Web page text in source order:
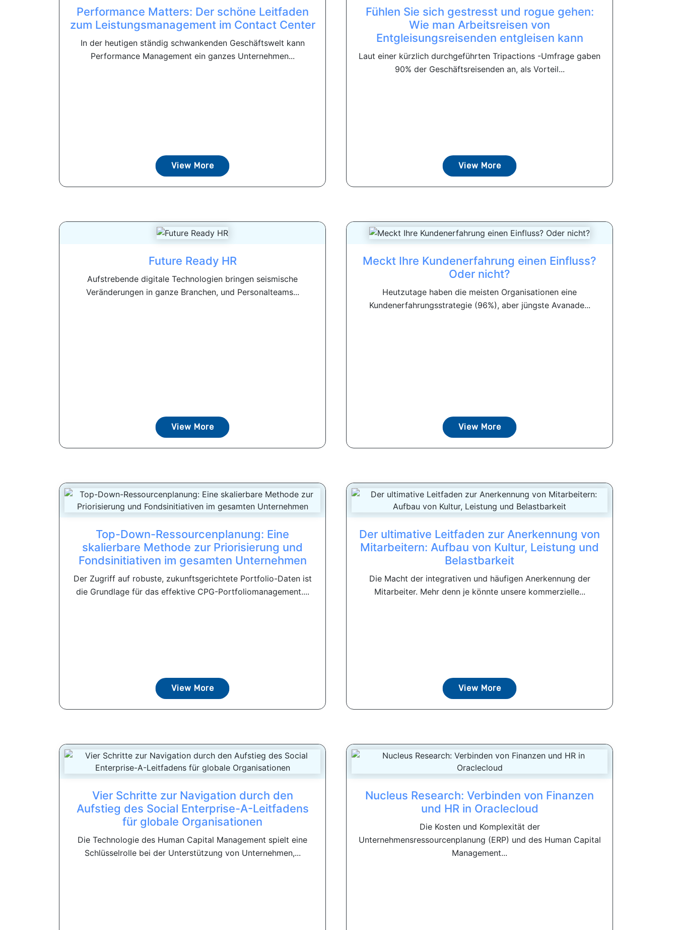
Performance Matters: Der schöne Leitfaden
zum Leistungsmanagement im Contact Center
In der heutigen ständig schwankenden Geschäftswelt kann
Performance Management ein ganzes Unternehmen...
View More
Fühlen Sie sich gestresst und rogue gehen:
Wie man Arbeitsreisen von
Entgleisungsreisenden entgleisen kann
Laut einer kürzlich durchgeführten Tripactions -Umfrage gaben
90% der Geschäftsreisenden an, als Vorteil...
View More
Future Ready HR
Aufstrebende digitale Technologien bringen seismische
Veränderungen in ganze Branchen, und Personalteams...
View More
Meckt Ihre Kundenerfahrung einen Einfluss?
Oder nicht?
Heutzutage haben die meisten Organisationen eine
Kundenerfahrungsstrategie (96%), aber jüngste Avanade...
View More
Top-Down-Ressourcenplanung: Eine
skalierbare Methode zur Priorisierung und
Fondsinitiativen im gesamten Unternehmen
Der Zugriff auf robuste, zukunftsgerichtete Portfolio-Daten ist
die Grundlage für das effektive CPG-Portfoliomanagement....
View More
Der ultimative Leitfaden zur Anerkennung von
Mitarbeitern: Aufbau von Kultur, Leistung und
Belastbarkeit
Die Macht der integrativen und häufigen Anerkennung der
Mitarbeiter. Mehr denn je könnte unsere kommerzielle...
View More
Vier Schritte zur Navigation durch den
Aufstieg des Social Enterprise-A-Leitfadens
für globale Organisationen
Die Technologie des Human Capital Management spielt eine
Schlüsselrolle bei der Unterstützung von Unternehmen,...
Nucleus Research: Verbinden von Finanzen
und HR in Oraclecloud
Die Kosten und Komplexität der
Unternehmensressourcenplanung (ERP) und des Human Capital
Management...